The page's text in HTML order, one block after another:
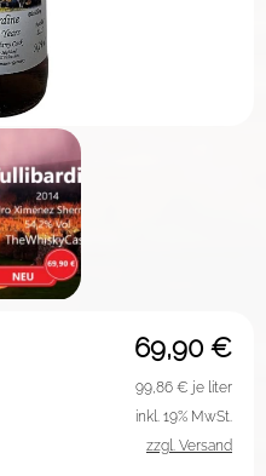
69,90 €
99,86 € je liter
inkl. 19% MwSt.
zzgl. Versand